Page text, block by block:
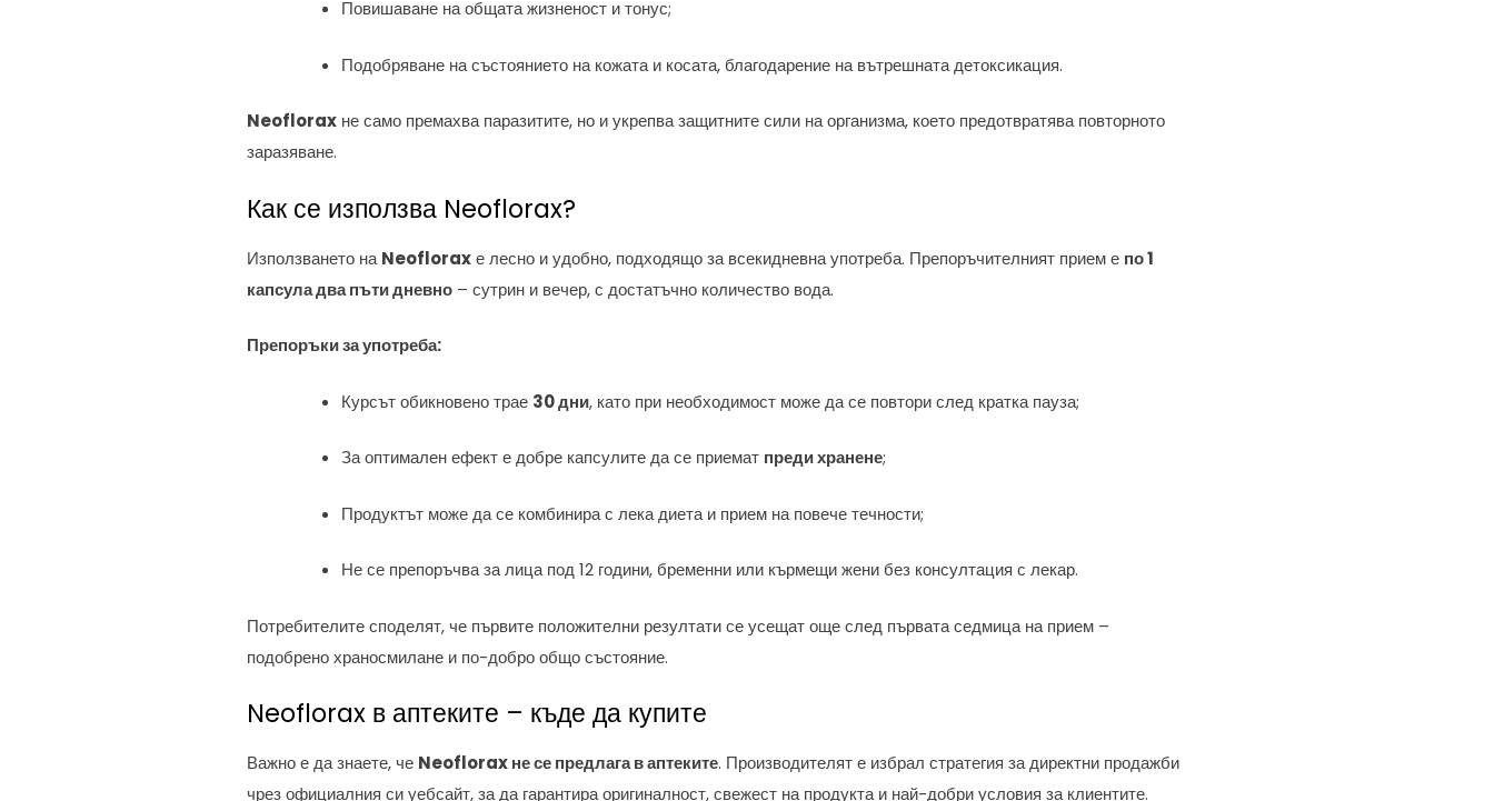
Повишаване на общата жизненост и тонус;
Подобряване на състоянието на кожата и косата, благодарение на вътрешната детоксикация.
Neoflorax не само премахва паразитите, но и укрепва защитните сили на организма, което предотвратява повторното
заразяване.
Как се използва Neoflorax?
Използването наNeofloraxе лесно и удобно, подходящо за всекидневна употреба. Препоръчителният прием е по 1
капсула два пъти дневно – сутрин и вечер, с достатъчно количество вода.
Препоръки за употреба:
Курсът обикновено трае 30 дни, като при необходимост може да се повтори след кратка пауза;
За оптимален ефект е добре капсулите да се приемат преди хранене;
Продуктът може да се комбинира с лека диета и прием на повече течности;
Не се препоръчва за лица под 12 години, бременни или кърмещи жени без консултация с лекар.
Потребителите споделят, че първите положителни резултати се усещат още след първата седмица на прием –
подобрено храносмилане и по-добро общо състояние.
Neoflorax в аптеките – къде да купите
Важно е да знаете, че Neoflorax не се предлага в аптеките. Производителят е избрал стратегия за директни продажби
чрез официалния си уебсайт, за да гарантира оригиналност, свежест на продукта и най-добри условия за клиентите.